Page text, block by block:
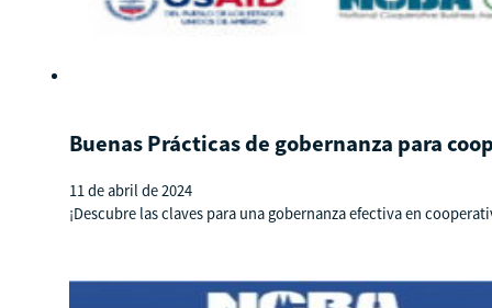
Buenas Prácticas de gobernanza para
11 de abril de 2024
¡Descubre las claves para una gobernanza efectiva en